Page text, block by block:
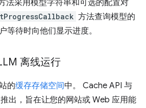
法采用模型字符串和可选的配置对
方法查询模型的
等待时向他们显示进度。
离线运行
的缓存存储空间中。 Cache API 与
出，旨在让您的网站或 Web 应用能